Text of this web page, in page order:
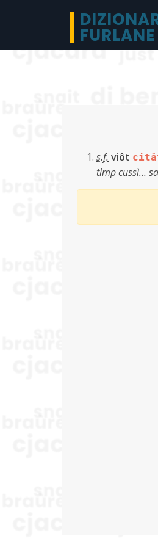
FURLANE
s.f. viôt
timp cussì…